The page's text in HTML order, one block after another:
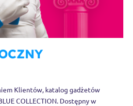
Klientów, katalog gadżetów
COLLECTION. Dostępny w